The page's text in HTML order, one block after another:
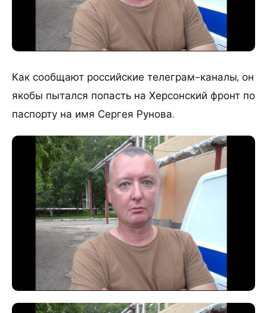
Как сообщают российские телеграм-каналы, он
якобы пытался попасть на Херсонский фронт по
паспорту на имя Сергея Рунова.